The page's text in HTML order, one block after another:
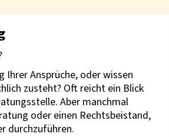
Ihrer Ansprüche, oder wissen
zusteht? Oft reicht ein Blick
Aber manchmal
oder einen Rechtsbeistand,
durchzuführen.